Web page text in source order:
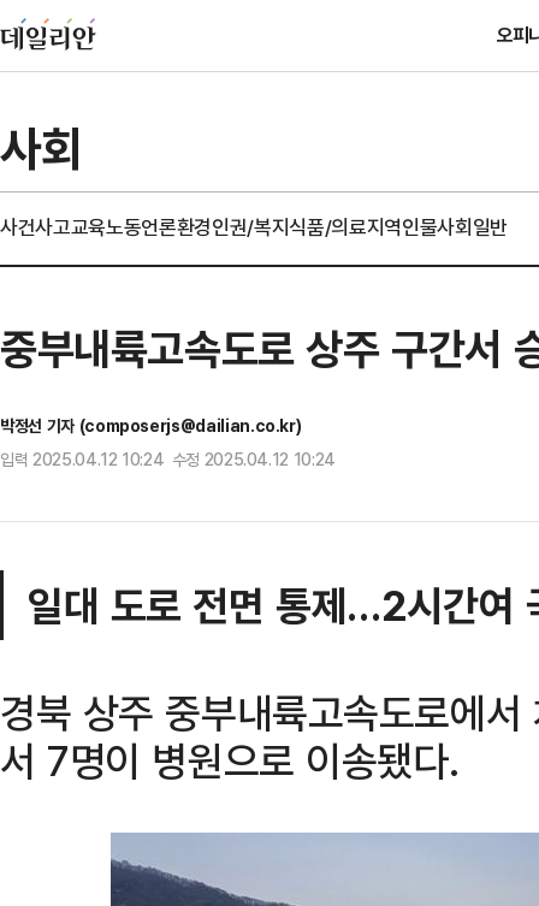
오피
사회
사건사고교육노동언론환경인권/복지식품/의료지역인물사회일반
중부내륙고속도로 상주 구간서
박정선 기자 (composerjs@dailian.co.kr)
입력 2025.04.12 10:24 수정 2025.04.12 10:24
일대 도로 전면 통제…2시간여
경북 상주 중부내륙고속도로에
서 7명이 병원으로 이송됐다.